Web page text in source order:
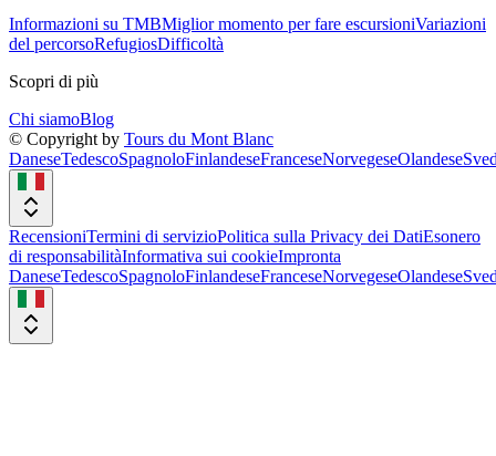
Informazioni su TMBMiglior momento per fare escursioniVariazioni
del percorsoRefugiosDifficoltà
Scopri di più
Chi siamoBlog
© Copyright by Tours du Mont Blanc
DaneseTedescoSpagnoloFinlandeseFranceseNorvegeseOlandese
RecensioniTermini di servizioPolitica sulla Privacy dei DatiEsonero
di responsabilitàInformativa sui cookieImpronta
DaneseTedescoSpagnoloFinlandeseFranceseNorvegeseOlandese